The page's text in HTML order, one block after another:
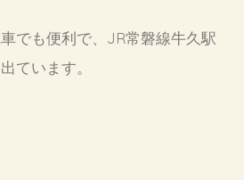
でも便利で、JR常磐線牛久駅
ています。